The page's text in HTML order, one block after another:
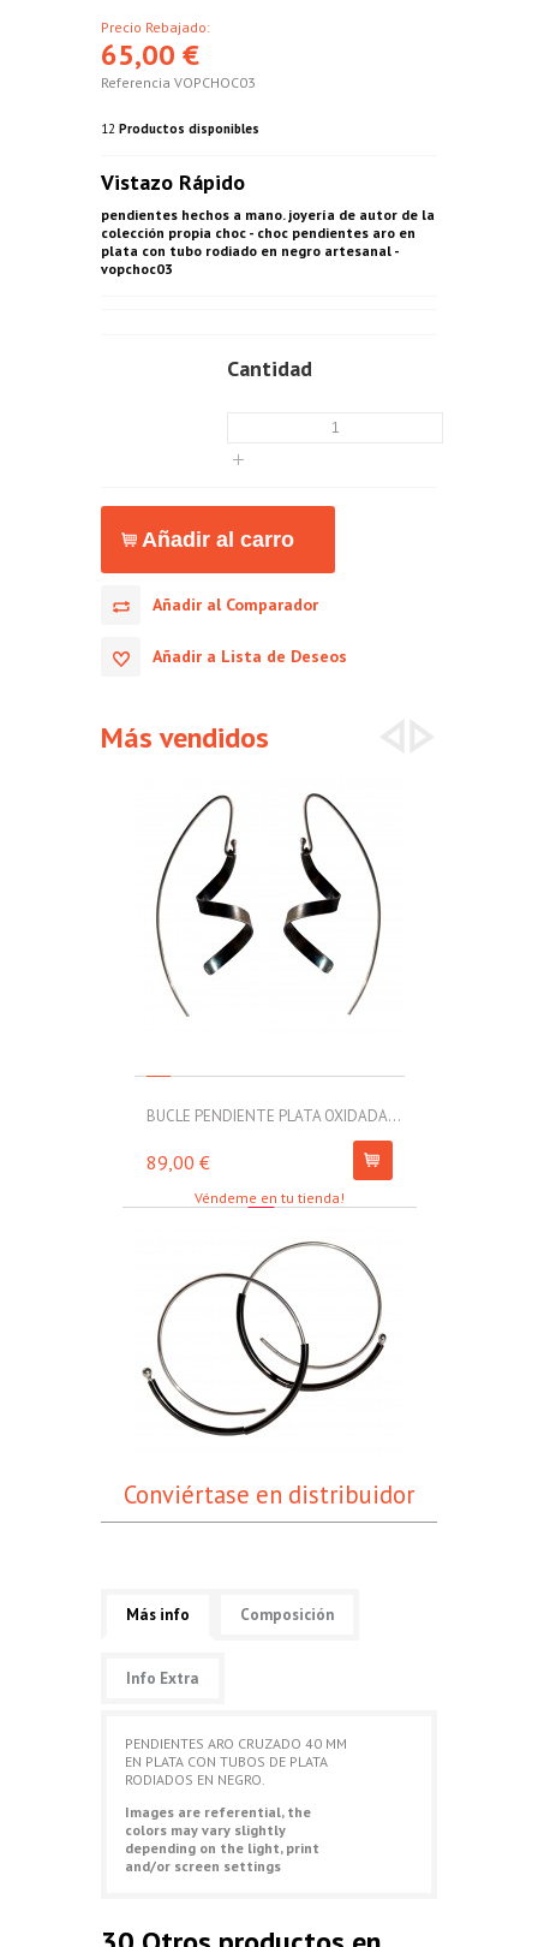
Precio Rebajado:
65,00 €
Referencia VOPCHOC03
12 Productos disponibles
Vistazo Rápido
pendientes hechos a mano. joyería de autor de la
colección propia choc - choc pendientes aro en
plata con tubo rodiado en negro artesanal -
vopchoc03
Cantidad
Añadir al Comparador
Añadir a Lista de Deseos
Más vendidos
BUCLE PENDIENTE PLATA OXIDADA...
89,00 €
Véndeme en tu tienda!
Conviértase en distribuidor
Más info Composición
Info Extra
PENDIENTES ARO CRUZADO 40 MM
EN PLATA CON TUBOS DE PLATA
RODIADOS EN NEGRO.
Images are referential, the
colors may vary slightly
depending on the light, print
and/or screen settings